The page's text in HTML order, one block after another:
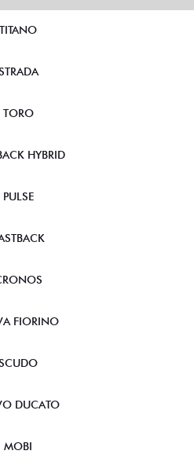
TITANO
TORO
HYBRID
PULSE
FIORINO
DUCATO
MOBI